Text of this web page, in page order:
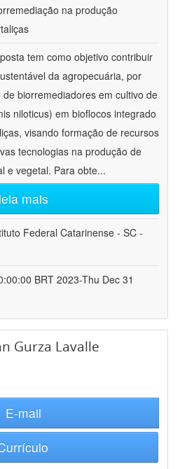
na produção
tem como objetivo contribuir
da agropecuária, por
biorremediadores em cultivo de
niloticus) em bioflocos integrado
visando formação de recursos
tecnologias na produção de
e vegetal. Para obte...
leia mais
Federal Catarinense - SC -
BRT 2023-Thu Dec 31
Gurza Lavalle
E-mail